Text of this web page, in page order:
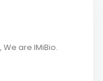
are IMiBio.